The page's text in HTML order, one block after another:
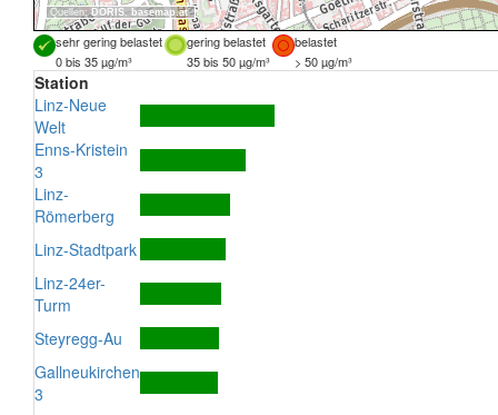
Quellen:DORIS, basemap.at
sehr gering belastet gering belastet
belastet
0 bis 35 µg/m³
35 bis 50 µg/m³ > 50 µg/m³
Station
Linz-Neue
Welt
Enns-Kristein
3
Linz-
Römerberg
Linz-Stadtpark
Linz-24er-
Turm
Steyregg-Au
Gallneukirchen
3